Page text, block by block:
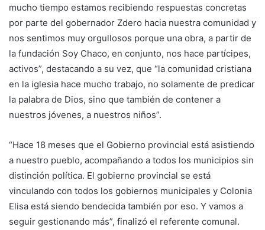
mucho tiempo estamos recibiendo respuestas concretas
por parte del gobernador Zdero hacia nuestra comunidad y
nos sentimos muy orgullosos porque una obra, a partir de
la fundación Soy Chaco, en conjunto, nos hace partícipes,
activos”, destacando a su vez, que “la comunidad cristiana
en la iglesia hace mucho trabajo, no solamente de predicar
la palabra de Dios, sino que también de contener a
nuestros jóvenes, a nuestros niños”.
“Hace 18 meses que el Gobierno provincial está asistiendo
a nuestro pueblo, acompañando a todos los municipios sin
distinción política. El gobierno provincial se está
vinculando con todos los gobiernos municipales y Colonia
Elisa está siendo bendecida también por eso. Y vamos a
seguir gestionando más”, finalizó el referente comunal.